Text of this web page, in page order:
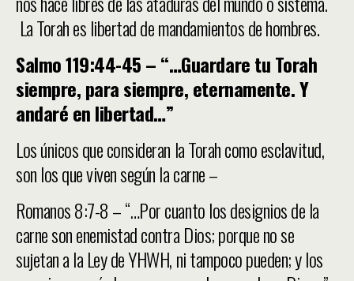
La Torah es libertad de mandamientos de hombres.
Salmo 119:44-45 – “…Guardare tu Torah
siempre, para siempre, eternamente. Y
andaré en libertad…”
Los únicos que consideran la Torah como esclavitud,
son los que viven según la carne –
Romanos 8:7-8 – “…Por cuanto los designios de la
carne son enemistad contra Dios; porque no se
sujetan a la Ley de YHWH, ni tampoco pueden; y los